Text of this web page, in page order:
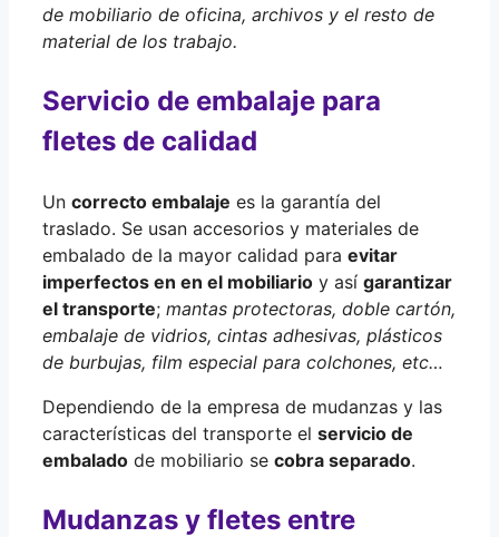
de mobiliario de oficina, archivos y el resto de
material de los trabajo.
Servicio de embalaje para
fletes de calidad
Un correcto embalaje es la garantía del
traslado. Se usan accesorios y materiales de
embalado de la mayor calidad para evitar
imperfectos en en el mobiliario y así garantizar
el transporte; mantas protectoras, doble cartón,
embalaje de vidrios, cintas adhesivas, plásticos
de burbujas, film especial para colchones, etc…
Dependiendo de la empresa de mudanzas y las
características del transporte el servicio de
embalado de mobiliario se cobra separado.
Mudanzas y fletes entre